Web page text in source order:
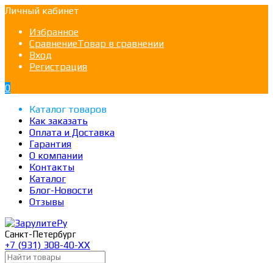
Личный кабинет
Избранное
СравнениеТовар в сравнении
Вход
Регистрация
0
Каталог товаров
Как заказать
Оплата и Доставка
Гарантия
О компании
Контакты
Каталог
Блог-Новости
Отзывы
Санкт-Петербург
+7 (931) 308-40-ХХ